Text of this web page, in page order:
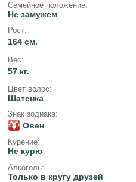
Семейное положение:
Не замужем
Рост:
164 см.
Вес:
57 кг.
Цвет волос:
Шатенка
Знак зодиака:
Овен
Курение:
Не курю
Алкоголь:
Только в кругу друзей